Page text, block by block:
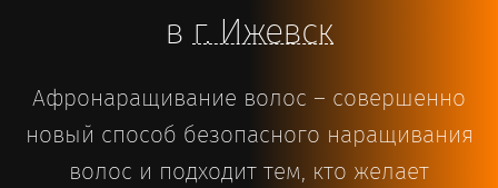
вг.Ижевск
Афронаращивание волос – совершенно
новый способ безопасного наращивания
волос и подходит тем, кто желает